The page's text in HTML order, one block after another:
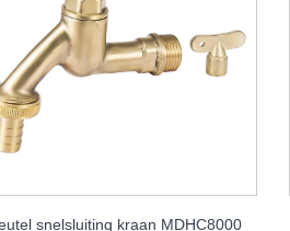
snelsluiting kraan MDHC8000